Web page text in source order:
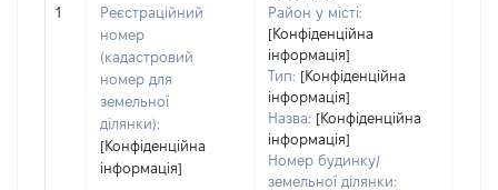
1
Реєстраційний
номер
(кадастровий
номер для
земельної
ділянки):
[Конфіденційна
інформація]
Район у місті:
[Конфіденційна
інформація]
Тип: [Конфіденційна
інформація]
Назва: [Конфіденційна
інформація]
Номер будинку/
земельної ділянки: